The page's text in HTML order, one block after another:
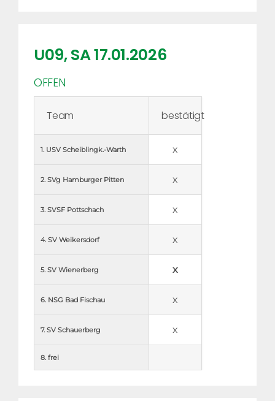
U09, SA 17.01.2026
OFFEN
Team bestätigt
1. USV Scheiblingk.-Warth x
2. SVg Hamburger Pitten x
3. SVSF Pottschach x
4. SV Weikersdorf x
5. SV Wienerberg x
6. NSG Bad Fischau x
7. SV Schauerberg x
8. frei